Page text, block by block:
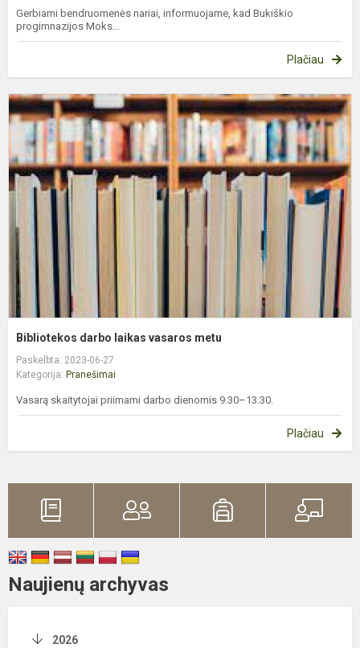
Gerbiami bendruomenės nariai, informuojame, kad Bukiškio
progimnazijos Moks...
Plačiau
Bibliotekos darbo laikas vasaros metu
Paskelbta: 2023-06-27
Kategorija: Pranešimai
Vasarą skaitytojai priimami darbo dienomis 9.30–13.30.
Plačiau
Naujienų archyvas
2026